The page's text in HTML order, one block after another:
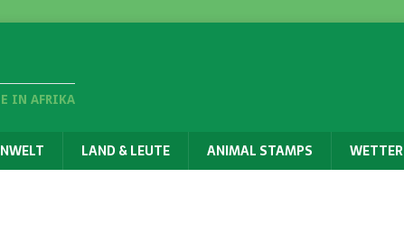
IN AFRIKA
LAND & LEUTE ANIMAL STAMPS WETTER